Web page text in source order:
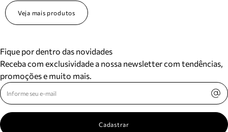
Veja mais produtos
Fique por dentro das novidades
Receba com exclusividade a nossa newsletter com tendências,
promoções e muito mais.
Cadastrar